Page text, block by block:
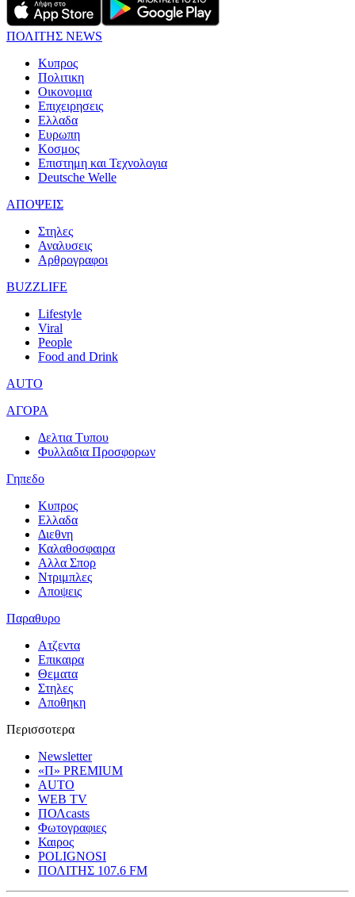
ΠΟΛΙΤΗΣ NEWS
Κυπρος
Πολιτικη
Οικονομια
Επιχειρησεις
Ελλαδα
Ευρωπη
Κοσμος
Επιστημη και Τεχνολογια
Deutsche Welle
ΑΠΟΨΕΙΣ
Στηλες
Αναλυσεις
Αρθρογραφοι
BUZZLIFE
Lifestyle
Viral
People
Food and Drink
AUTO
ΑΓΟΡΑ
Δελτια Τυπου
Φυλλαδια Προσφορων
Γηπεδο
Κυπρος
Ελλαδα
Διεθνη
Καλαθοσφαιρα
Αλλα Σπορ
Ντριμπλες
Αποψεις
Παραθυρο
Ατζεντα
Επικαιρα
Θεματα
Στηλες
Αποθηκη
Περισσοτερα
Newsletter
«Π» PREMIUM
AUTO
WEB TV
ΠΟΛcasts
Φωτογραφιες
Καιρος
POLIGNOSI
ΠΟΛΙΤΗΣ 107.6 FM